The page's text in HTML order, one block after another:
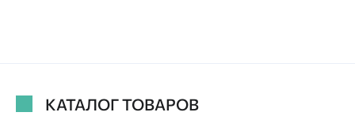
КАТАЛОГ ТОВАРОВ